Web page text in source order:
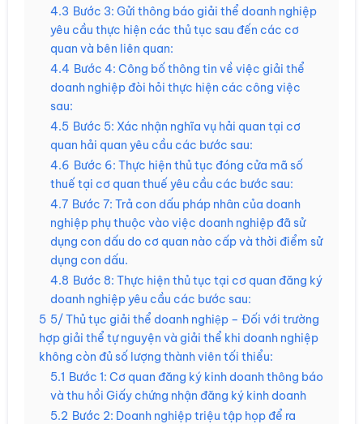
4.3 Bước 3: Gửi thông báo giải thể doanh nghiệp
yêu cầu thực hiện các thủ tục sau đến các cơ
quan và bên liên quan:
4.4 Bước 4: Công bố thông tin về việc giải thể
doanh nghiệp đòi hỏi thực hiện các công việc
sau:
4.5 Bước 5: Xác nhận nghĩa vụ hải quan tại cơ
quan hải quan yêu cầu các bước sau:
4.6 Bước 6: Thực hiện thủ tục đóng cửa mã số
thuế tại cơ quan thuế yêu cầu các bước sau:
4.7 Bước 7: Trả con dấu pháp nhân của doanh
nghiệp phụ thuộc vào việc doanh nghiệp đã sử
dụng con dấu do cơ quan nào cấp và thời điểm sử
dụng con dấu.
4.8 Bước 8: Thực hiện thủ tục tại cơ quan đăng ký
doanh nghiệp yêu cầu các bước sau:
5 5/ Thủ tục giải thể doanh nghiệp – Đối với trường
hợp giải thể tự nguyện và giải thể khi doanh nghiệp
không còn đủ số lượng thành viên tối thiểu:
5.1 Bước 1: Cơ quan đăng ký kinh doanh thông báo
và thu hồi Giấy chứng nhận đăng ký kinh doanh
5.2 Bước 2: Doanh nghiệp triệu tập họp để ra